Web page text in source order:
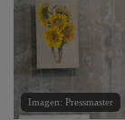
Imagen: Pressmaster